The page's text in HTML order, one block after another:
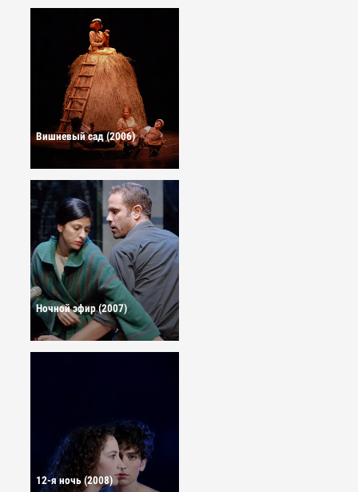
Вишневый сад (2006)
Ночной эфир (2007)
12-я ночь (2008)